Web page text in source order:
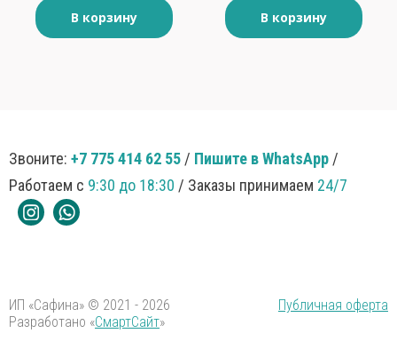
В корзину В корзину
Звоните: +7 775 414 62 55 / Пишите в WhatsApp /
Работаем с 9:30 до 18:30 / Заказы принимаем 24/7
ИП «Сафина» © 2021 - 2026
Публичная оферта
Разработано «СмартСайт»